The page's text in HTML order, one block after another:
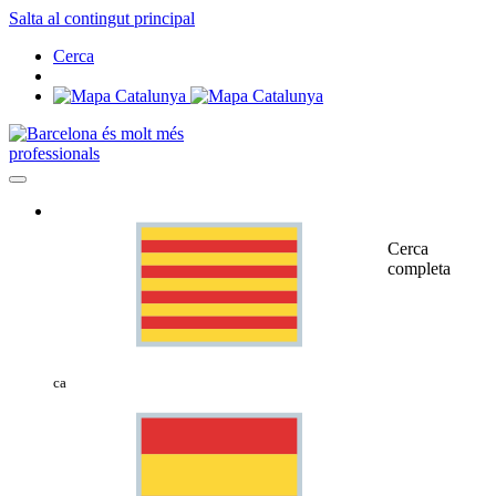
Salta al contingut principal
Cerca
professionals
ca
Cerca
completa